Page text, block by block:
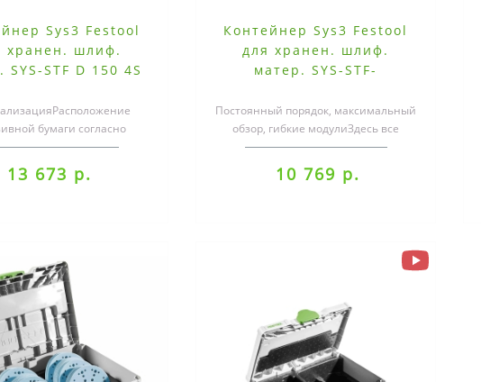
Sys3 Festool
хранен. шлиф.
SYS-STF D 150 4S
бумаги согласно
4-этапного
разделен..
13 673 р.
Контейнер Sys3 Festool
для хранен. шлиф.
матер. SYS-STF-
Постоянный порядок, максимальный
обзор, гибкие модулиЗдесь все
шлифовальные материалы найдут
своё ме..
10 769 р.